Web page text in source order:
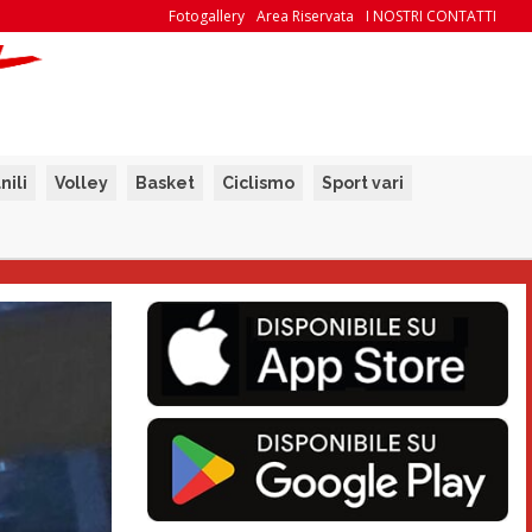
I NOSTRI CONTATTI
Area Riservata
Fotogallery
Volley Basket Ciclismo Sport vari